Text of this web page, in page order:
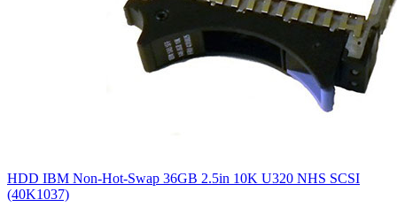
HDD IBM Non-Hot-Swap 36GB 2.5in 10K U320 NHS SCSI
(40K1037)